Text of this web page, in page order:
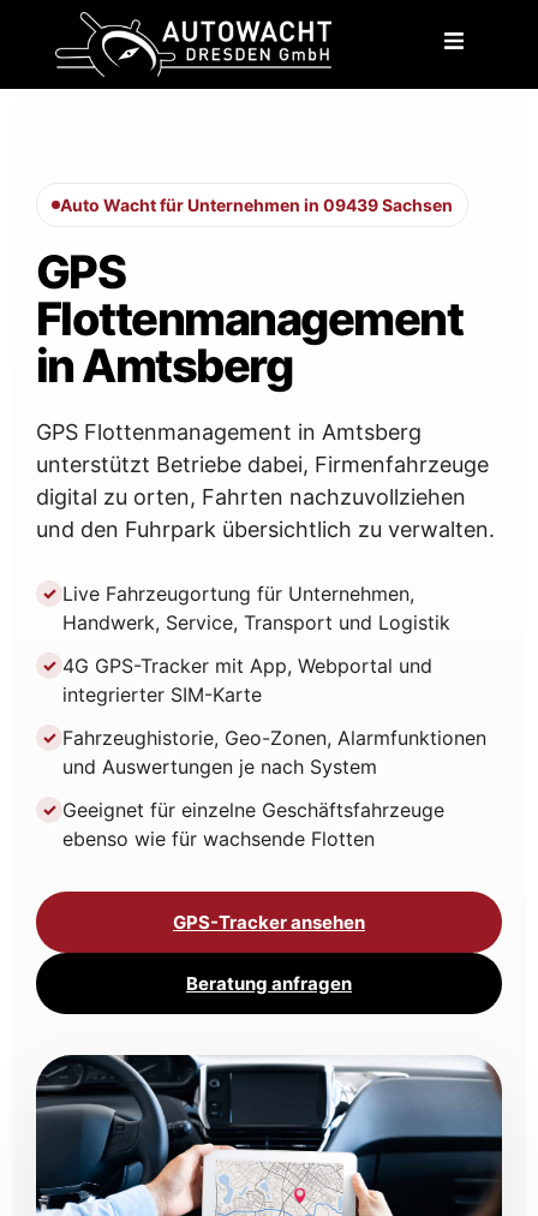
Auto Wacht für Unternehmen in 09439 Sachsen
GPS
Flottenmanagement
in Amtsberg
GPS Flottenmanagement in Amtsberg
unterstützt Betriebe dabei, Firmenfahrzeuge
digital zu orten, Fahrten nachzuvollziehen
und den Fuhrpark übersichtlich zu verwalten.
✓ Live Fahrzeugortung für Unternehmen,
Handwerk, Service, Transport und Logistik
✓ 4G GPS-Tracker mit App, Webportal und
integrierter SIM-Karte
✓ Fahrzeughistorie, Geo-Zonen, Alarmfunktionen
und Auswertungen je nach System
✓ Geeignet für einzelne Geschäftsfahrzeuge
ebenso wie für wachsende Flotten
GPS-Tracker ansehen
Beratung anfragen